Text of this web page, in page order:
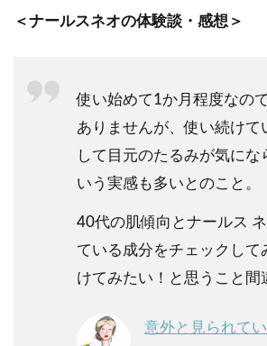
＜ナールスネオの体験談・感想＞
使い始めて1か月程度なの
ありませんが、使い続けて
して目元のたるみが気にな
いう実感も多いとのこと。
40代の肌傾向とナールス
ている成分をチェックして
けてみたい！と思うこと間
意外と見られて